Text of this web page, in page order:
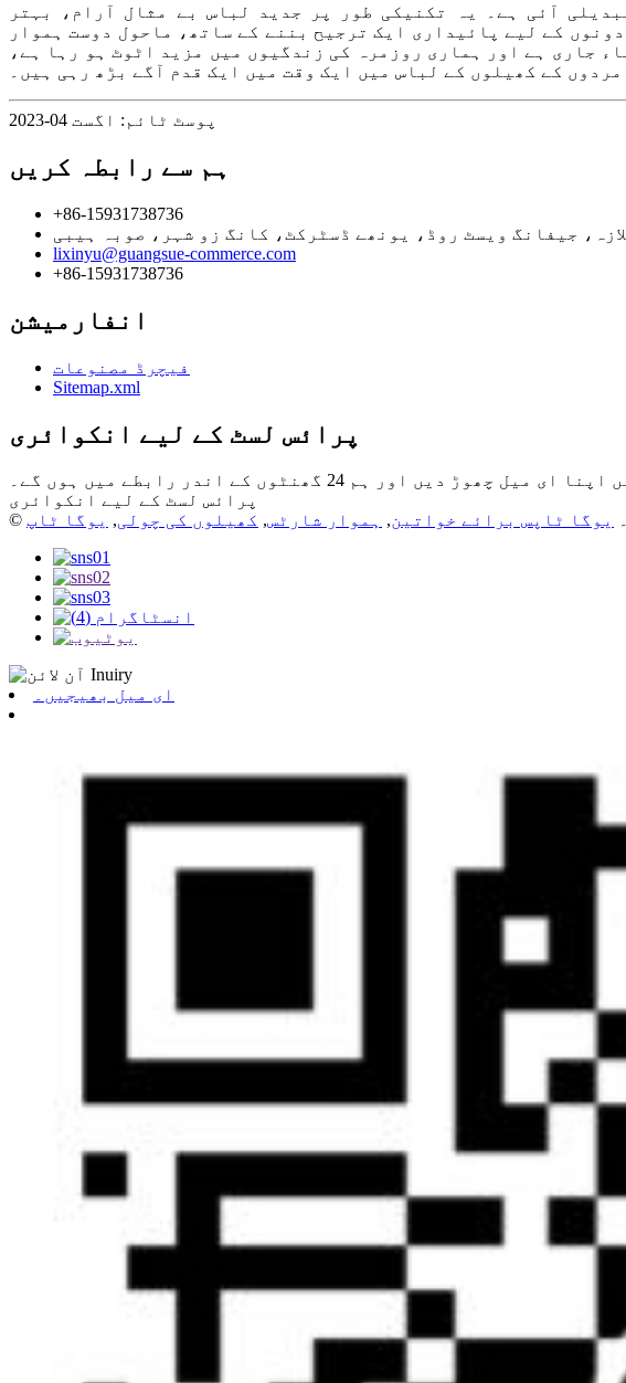
آئی ہے۔ یہ تکنیکی طور پر جدید لباس بے مثال آرام، بہتر
کے لیے پائیداری ایک ترجیح بننے کے ساتھ، ماحول دوست ہموار
جاری ہے اور ہماری روزمرہ کی زندگیوں میں مزید اٹوٹ ہو رہا ہے،
کے کھیلوں کے لباس میں ایک وقت میں ایک قدم آگے بڑھ رہی ہیں۔
پوسٹ ٹائم: اگست 04-2023
ہم سے رابطہ کریں
+86-15931738736
lixinyu@guangsue-commerce.com
+86-15931738736
انفارمیشن
فیچرڈ مصنوعات
Sitemap.xml
پرائس لسٹ کے لیے انکوائری
24 گھنٹوں کے اندر رابطے میں ہوں گے۔
پرائس لسٹ کے لیے انکوائری
یوگا ٹاپس برائے خواتین, ہموار شارٹس, کھیلوں کی چولی, یوگا ٹاپ
ای میل بھیجیں۔